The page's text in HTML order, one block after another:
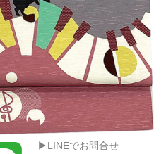
▶LINEでお問合せ